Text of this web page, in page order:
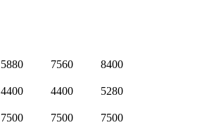
5880 7560
8400
4400 4400
5280
7500 7500
7500